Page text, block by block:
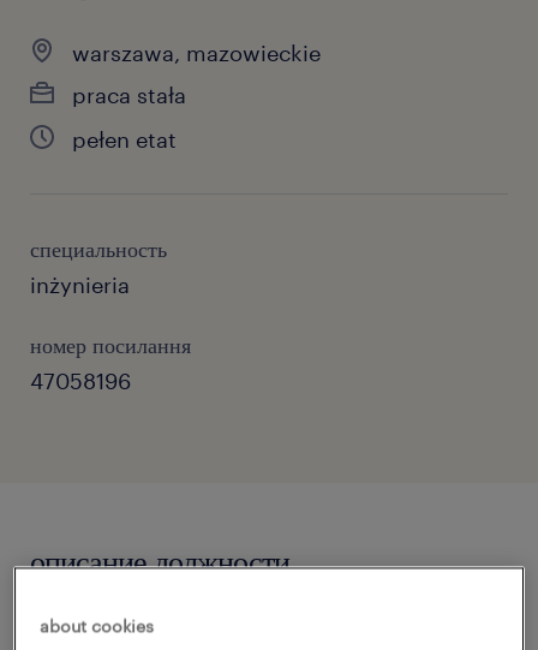
warszawa, mazowieckie
praca stała
pełen etat
специальность
inżynieria
номер посилання
47058196
описание должности
Dla naszego klienta - globalnego eksperta
about cookies